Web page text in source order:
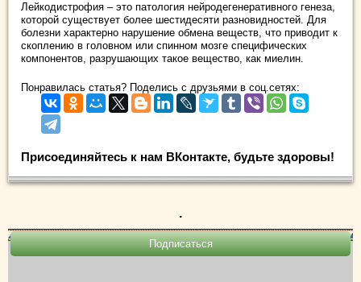
Лейкодистрофия – это патология нейродегенеративного генеза,
которой существует более шестидесяти разновидностей. Для
болезни характерно нарушение обмена веществ, что приводит к
скоплению в головном или спинном мозге специфических
компонентов, разрушающих такое вещество, как миелин.
Понравилась статья? Поделись с друзьями в соц.сетях:
Присоединяйтесь к нам ВКонтакте, будьте здоровы!
.